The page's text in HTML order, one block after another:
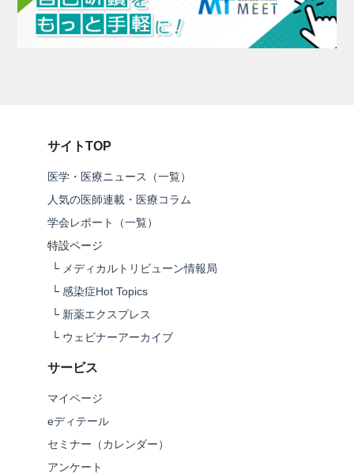
サイトTOP
医学・医療ニュース（一覧）
人気の医師連載・医療コラム
学会レポート（一覧）
特設ページ
└ メディカルトリビューン情報局
└ 感染症Hot Topics
└ 新薬エクスプレス
└ ウェビナーアーカイブ
サービス
マイページ
eディテール
セミナー（カレンダー）
アンケート